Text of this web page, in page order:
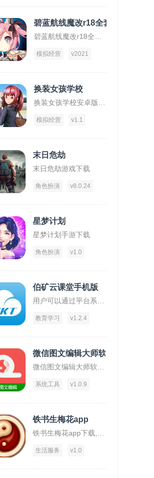
碧蓝航线魔改r18全套补丁破解版
模拟经营 v2021
换装女孩学校
模拟经营 v1.1
末日危劫
末日危劫游戏下载
角色扮演 v8.0.24
星梦计划
星梦计划手游下载
角色扮演 v1.0
伯矿云课堂手机版
教育学习 v1.2.4
微信图文编辑大师软件
系统工具 v1.0.9
铁书生梅花app
生活服务 v1.0